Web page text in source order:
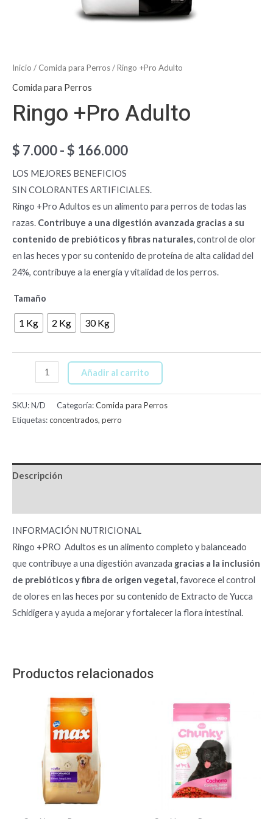
Inicio / Comida para Perros/ Ringo +Pro Adulto
Comida para Perros
Ringo +Pro Adulto
$ 7.000-$ 166.000
LOS MEJORES BENEFICIOS
SIN COLORANTES ARTIFICIALES.
Ringo +Pro Adultos es un alimento para perros de todas las
razas. Contribuye a una digestión avanzada gracias a su
contenido de prebióticos y fibras naturales,control de olor
en las heces y por su contenido de proteína de alta calidad del
24%, contribuye a la energía y vitalidad de los perros.
Tamaño
1 Kg 2 Kg 30 Kg
Añadir al carrito
SKU:N/D Categoría:Comida para Perros
Etiquetas:concentrados, perro
Descripción
INFORMACIÓN NUTRICIONAL
Ringo +PRO Adultos es un alimento completo y balanceado
que contribuye a una digestión avanzada gracias a la inclusión
de prebióticos y fibra de origen vegetal,favorece el control
de olores en las heces por su contenido de Extracto de Yucca
Schidigera y ayuda a mejorar y fortalecer la flora intestinal.
Productos relacionados